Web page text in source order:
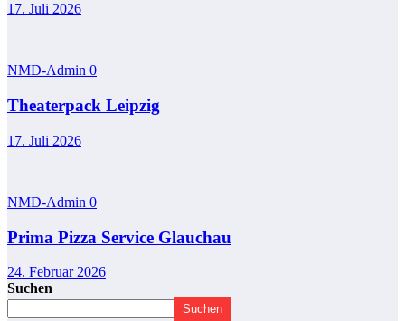
17. Juli 2026
NMD-Admin 0
Theaterpack Leipzig
17. Juli 2026
NMD-Admin 0
Prima Pizza Service Glauchau
24. Februar 2026
Suchen
Suchen